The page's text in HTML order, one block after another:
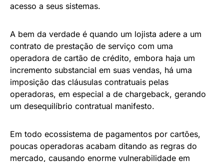
acesso a seus sistemas.
A bem da verdade é quando um lojista adere a um
contrato de prestação de serviço com uma
operadora de cartão de crédito, embora haja um
incremento substancial em suas vendas, há uma
imposição das cláusulas contratuais pelas
operadoras, em especial a de chargeback, gerando
um desequilíbrio contratual manifesto.
Em todo ecossistema de pagamentos por cartões,
poucas operadoras acabam ditando as regras do
mercado, causando enorme vulnerabilidade em